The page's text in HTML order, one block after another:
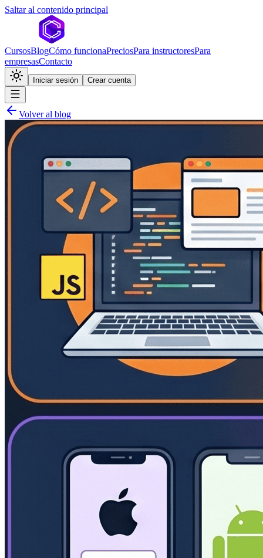
Saltar al contenido principal
CursosBlogCómo funcionaPreciosPara instructoresPara
empresasContacto
Iniciar sesión Crear cuenta
Volver al blog